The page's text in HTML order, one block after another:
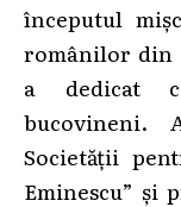
începutul
românilor din
a dedicat
bucovineni.
Societății
Eminescu” și